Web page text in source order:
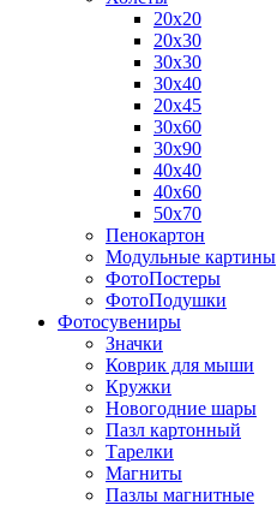
20х20
20х30
30х30
30х40
20х45
30х60
30х90
40х40
40х60
50х70
Пенокартон
Модульные картины
ФотоПостеры
ФотоПодушки
Фотоcувениры
Значки
Коврик для мыши
Кружки
Новогодние шары
Пазл картонный
Тарелки
Магниты
Пазлы магнитные